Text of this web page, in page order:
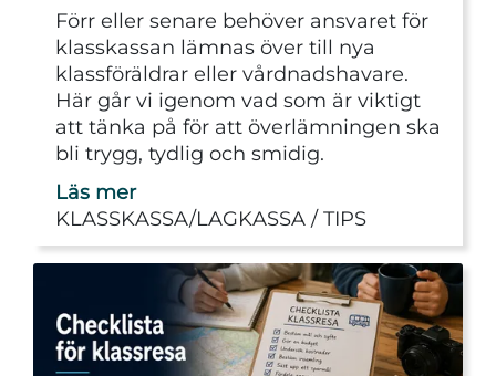
Förr eller senare behöver ansvaret för
klasskassan lämnas över till nya
klassföräldrar eller vårdnadshavare.
Här går vi igenom vad som är viktigt
att tänka på för att överlämningen ska
bli trygg, tydlig och smidig.
Läs mer
KLASSKASSA/LAGKASSA
TIPS